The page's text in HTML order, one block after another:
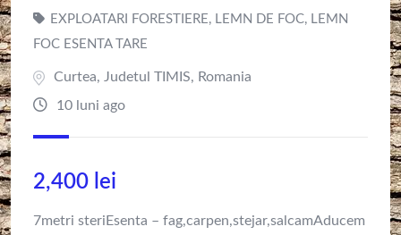
EXPLOATARI FORESTIERE, LEMN DE FOC, LEMN
FOC ESENTA TARE
Curtea, Judetul TIMIS, Romania
10 luni ago
2,400 lei
7metri steriEsenta – fag,carpen,stejar,salcamAducem